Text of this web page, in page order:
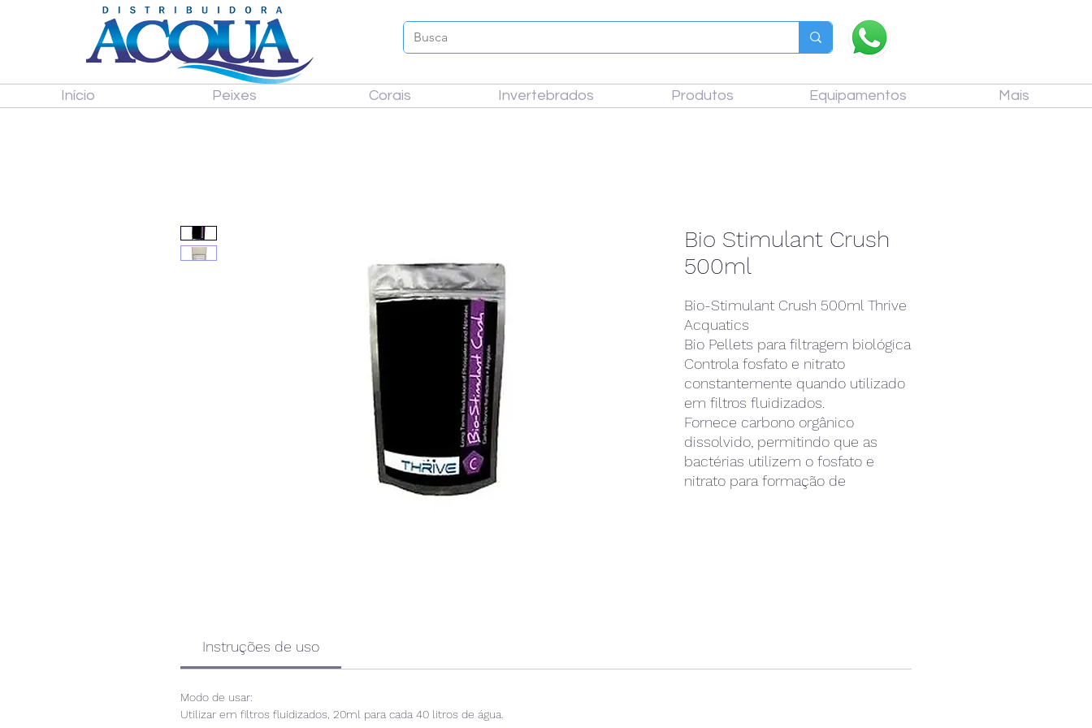
Início Peixes Corais Invertebrados Produtos Equipamentos Mais
Bio Stimulant Crush
500ml
Bio-Stimulant Crush 500ml Thrive
Acquatics
Bio Pellets para filtragem biológica
Controla fosfato e nitrato
constantemente quando utilizado
em filtros fluidizados.
Fornece carbono orgânico
dissolvido, permitindo que as
bactérias utilizem o fosfato e
nitrato para formação de
Instruções de uso
Modo de usar:
Utilizar em filtros fluidizados, 20ml para cada 40 litros de água.